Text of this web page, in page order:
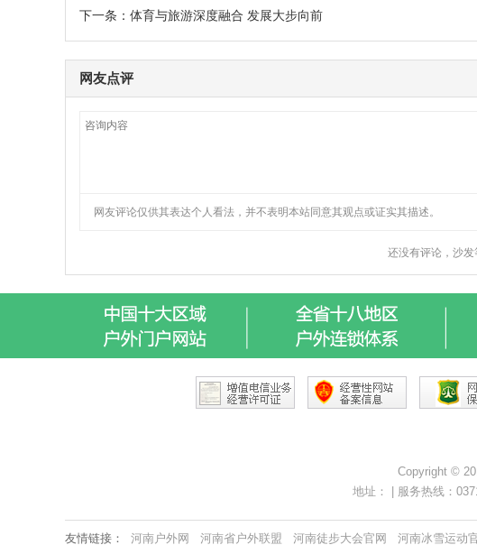
下一条： 体育与旅游深度融合 发展大步向前
Copyright ©
地址： | 服务热线：
友情链接： 河南户外网 河南省户外联盟 河南徒步大会官网 河南冰雪运动